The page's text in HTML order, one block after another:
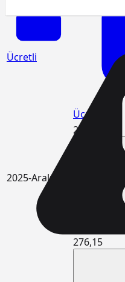
Ücretli
Ücretli
2025-Aralık
282,43
276,15